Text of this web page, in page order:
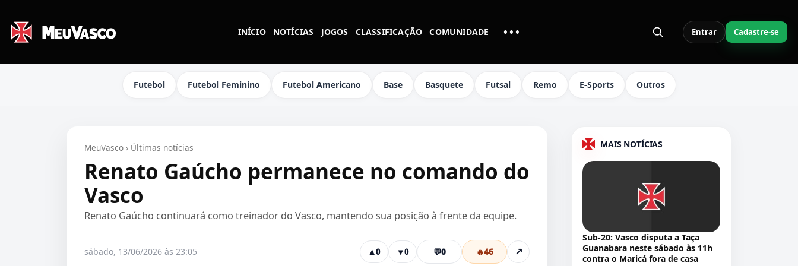
INÍCIO NOTÍCIAS JOGOS CLASSIFICAÇÃO COMUNIDADE •••MAIS LINKS DO MENU Entrar Cadastre-se
Futebol Futebol Feminino Futebol Americano Base Basquete Futsal Remo E-Sports Outros
MeuVasco › Últimas notícias
Renato Gaúcho permanece no comando do
Vasco
Renato Gaúcho continuará como treinador do Vasco, mantendo sua posição à frente da equipe.
sábado, 13/06/2026 às 23:05 ▲0 ▼0 💬0 🔥46 ↗
MAIS NOTÍCIAS
Sub-20: Vasco disputa a Taça
Guanabara neste sábado às 11h
contra o Maricá fora de casa